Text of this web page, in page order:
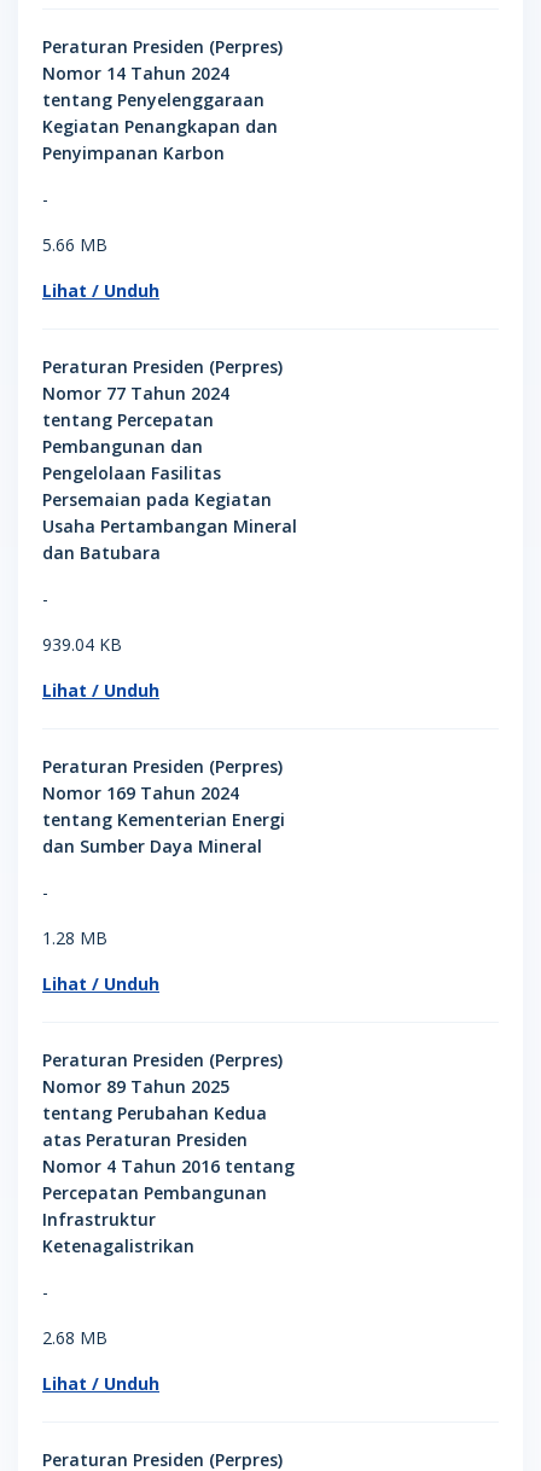
Peraturan Presiden (Perpres)
Nomor 14 Tahun 2024
tentang Penyelenggaraan
Kegiatan Penangkapan dan
Penyimpanan Karbon
-
5.66 MB
Lihat / Unduh
Peraturan Presiden (Perpres)
Nomor 77 Tahun 2024
tentang Percepatan
Pembangunan dan
Pengelolaan Fasilitas
Persemaian pada Kegiatan
Usaha Pertambangan Mineral
dan Batubara
-
939.04 KB
Lihat / Unduh
Peraturan Presiden (Perpres)
Nomor 169 Tahun 2024
tentang Kementerian Energi
dan Sumber Daya Mineral
-
1.28 MB
Lihat / Unduh
Peraturan Presiden (Perpres)
Nomor 89 Tahun 2025
tentang Perubahan Kedua
atas Peraturan Presiden
Nomor 4 Tahun 2016 tentang
Percepatan Pembangunan
Infrastruktur
Ketenagalistrikan
-
2.68 MB
Lihat / Unduh
Peraturan Presiden (Perpres)